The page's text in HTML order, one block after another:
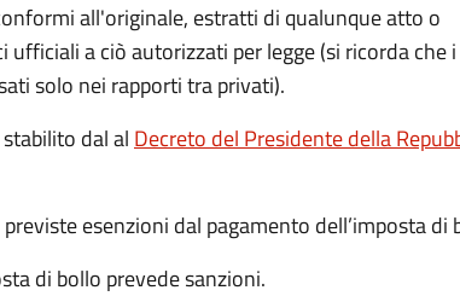
all'originale, estratti di qualunque atto o
a ciò autorizzati per legge (si ricorda che i
solo nei rapporti tra privati).
dal al Decreto del Presidente della
esenzioni dal pagamento dell’imposta di
di bollo prevede sanzioni.